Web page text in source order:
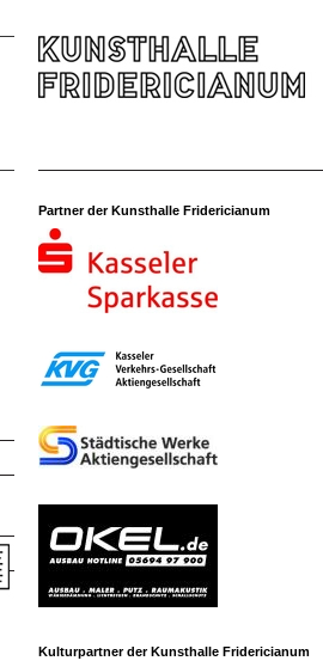
Partner der Kunsthalle Fridericianum
Kulturpartner der Kunsthalle Fridericianum